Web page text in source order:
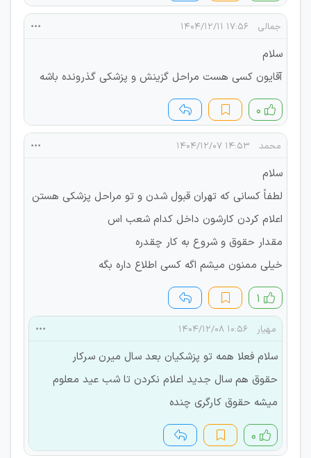
جمالی ۱۷:۵۶ ۱۴۰۴/۱۲/۱۱
سلام
آقایون کسی هست مراحل گزینش و پزشکی گذرونده باشه
۰
محمد ۱۴:۵۳ ۱۴۰۴/۱۲/۰۷
سلام
لطفاً کسانی که تهران قبول شدن و تو مراحل پزشکی هستن
اعلام کردن کارشون داخل کدام شعب اس
مقدار حقوق و شروع به کار چقدره
خیلی ممنون میشم اگه کسی اطلاع داره بگه
۱
مهیار ۱۰:۵۶ ۱۴۰۴/۱۲/۰۸
سلام فعلا همه تو پزشکیان بعد سال میرن سرکار
حقوق هم سال جدید اعلام نکردن تا شب عید معلوم
میشه حقوق کارگری چنده
۰